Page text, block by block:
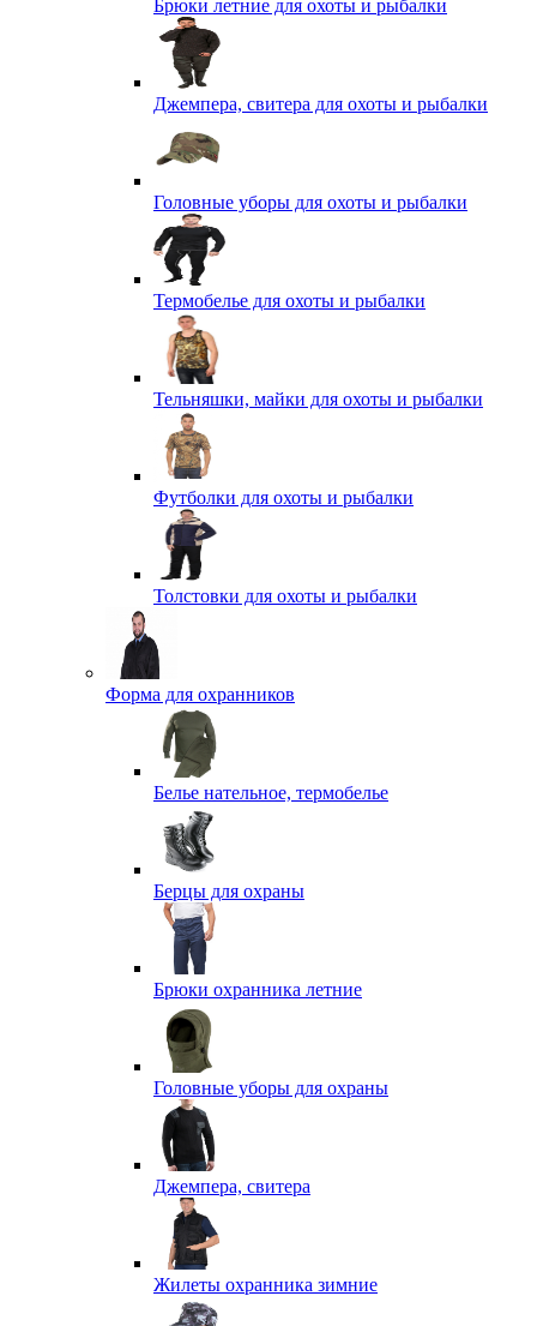
Брюки летние для охоты и рыбалки
Джемпера, свитера для охоты и рыбалки
Головные уборы для охоты и рыбалки
Термобелье для охоты и рыбалки
Тельняшки, майки для охоты и рыбалки
Футболки для охоты и рыбалки
Толстовки для охоты и рыбалки
Форма для охранников
Белье нательное, термобелье
Берцы для охраны
Брюки охранника летние
Головные уборы для охраны
Джемпера, свитера
Жилеты охранника зимние